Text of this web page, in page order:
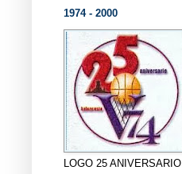
1974 - 2000
LOGO 25 ANIVERSARIO